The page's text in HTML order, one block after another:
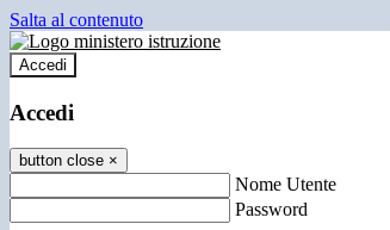
Salta al contenuto
Accedi
Accedi
button close ×
Nome Utente
Password